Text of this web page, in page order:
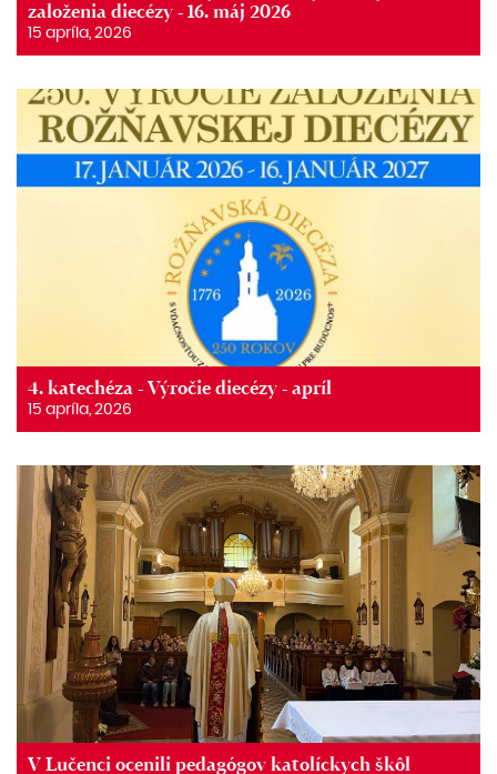
založenia diecézy - 16. máj 2026
15 apríla, 2026
4. katechéza - Výročie diecézy - apríl
15 apríla, 2026
V Lučenci ocenili pedagógov katolíckych škôl